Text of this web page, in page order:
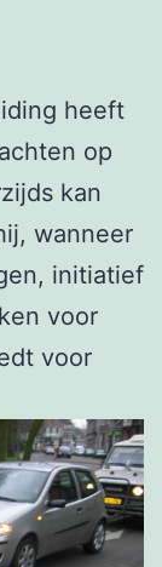
heeft
op
kan
wanneer
initiatief
voor
voor